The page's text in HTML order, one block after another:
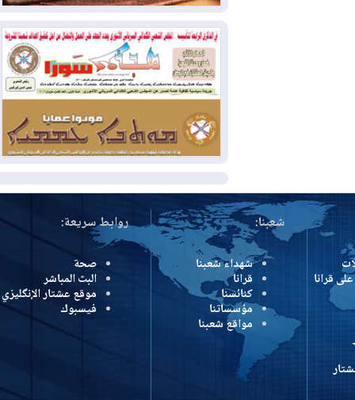
2026-08-03
أوامر بإجلاء 60 ألف شخص
بسبب الحرائق في ولاية واشنطن
2026-08-02
مشروع "حسابي" يُمهل
الموظفين حتى نهاية أغسطس لاستلام
بطاقاتهم المصرفية
2026-08-02دمشق وعمّان تحذران بغداد:
أي هجوم من أراضي العراق سيواجه برد
المزيد
شعبنا:
شهداء شعبنا
قرانا
كنائسنا
مؤسساتنا
مواقع شعبنا
روابط سريعة:
صحة
البث المباشر
موقع عشتار الإنگليزي
فيسبوك